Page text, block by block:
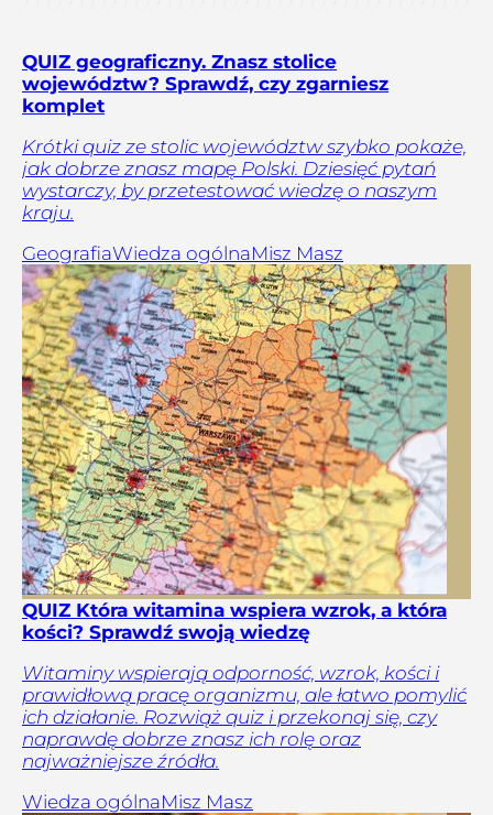
QUIZ geograficzny. Znasz stolice
województw? Sprawdź, czy zgarniesz
komplet
Krótki quiz ze stolic województw szybko pokaże,
jak dobrze znasz mapę Polski. Dziesięć pytań
wystarczy, by przetestować wiedzę o naszym
kraju.
GeografiaWiedza ogólnaMisz Masz
QUIZ Która witamina wspiera wzrok, a która
kości? Sprawdź swoją wiedzę
Witaminy wspierają odporność, wzrok, kości i
prawidłową pracę organizmu, ale łatwo pomylić
ich działanie. Rozwiąż quiz i przekonaj się, czy
naprawdę dobrze znasz ich rolę oraz
najważniejsze źródła.
Wiedza ogólnaMisz Masz